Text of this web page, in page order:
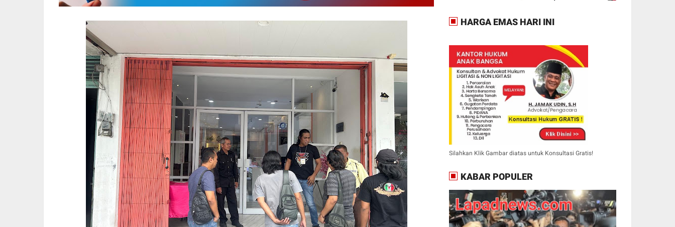
HARGA EMAS HARI INI
Silahkan Klik Gambar diatas untuk Konsultasi Gratis!
KABAR POPULER